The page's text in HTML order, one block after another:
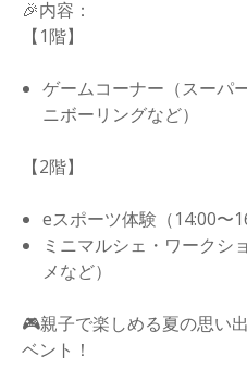
🎉内容：
【1階】
ゲームコーナー（スーパ
ニボーリングなど）
【2階】
eスポーツ体験（14:00〜
ミニマルシェ・ワークシ
メなど）
🎮親子で楽しめる夏の思い
ベント！